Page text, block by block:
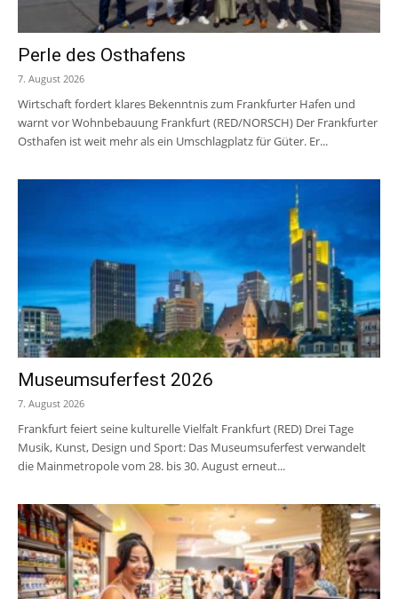
Perle des Osthafens
7. August 2026
Wirtschaft fordert klares Bekenntnis zum Frankfurter Hafen und
warnt vor Wohnbebauung Frankfurt (RED/NORSCH) Der Frankfurter
Osthafen ist weit mehr als ein Umschlagplatz für Güter. Er...
Museumsuferfest 2026
7. August 2026
Frankfurt feiert seine kulturelle Vielfalt Frankfurt (RED) Drei Tage
Musik, Kunst, Design und Sport: Das Museumsuferfest verwandelt
die Mainmetropole vom 28. bis 30. August erneut...